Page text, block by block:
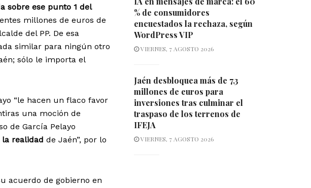
sobre ese punto 1 del
millones de euros de
del PP. De esa
similar para ningún otro
sólo le importa el
“le hacen un flaco favor
una moción de
de García Pelayo
realidad de Jaén”, por lo
acuerdo de gobierno en
% de consumidores
encuestados la rechaza, según
WordPress VIP
VIERNES, 7 AGOSTO 2026
Jaén desbloquea más de 7,3
millones de euros para
inversiones tras culminar el
traspaso de los terrenos de
IFEJA
VIERNES, 7 AGOSTO 2026